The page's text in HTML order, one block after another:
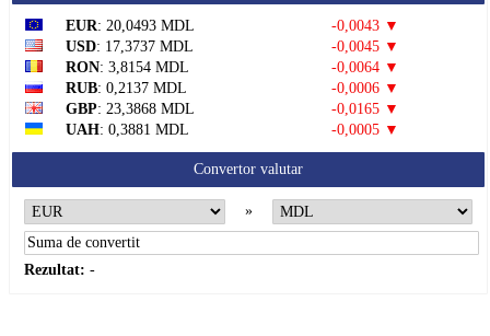
EUR: 20,0493 MDL
-0,0043 ▼
USD: 17,3737 MDL
-0,0045 ▼
RON: 3,8154 MDL
-0,0064 ▼
RUB: 0,2137 MDL
-0,0006 ▼
GBP: 23,3868 MDL
-0,0165 ▼
UAH: 0,3881 MDL -0,0005 ▼
Convertor valutar
»
Rezultat: -